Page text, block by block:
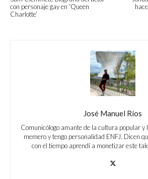
con personaje gay en ‘Queen
Charlotte’
José Manuel Ríos
Comunicólogo amante de la cultura popular y
memero y tengo personalidad ENFJ. Dicen
con el tiempo aprendí a monetizar este